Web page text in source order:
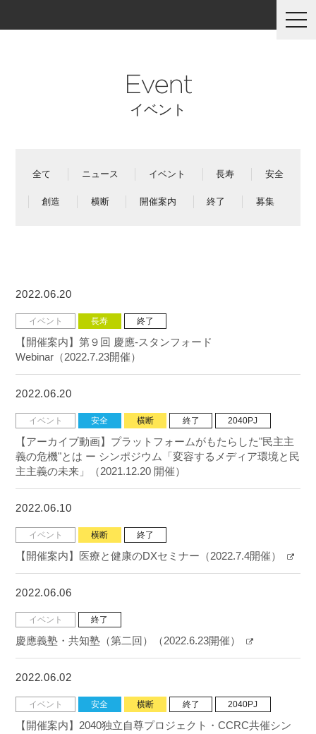
Event
イベント
全て ニュース イベント 長寿 安全
創造 横断 開催案内 終了 募集
2022.06.20
イベント 長寿 終了
【開催案内】第９回 慶應-スタンフォード
Webinar（2022.7.23開催）
2022.06.20
イベント 安全 横断 終了 2040PJ
【アーカイブ動画】プラットフォームがもたらした"民主主
義の危機"とは ー シンポジウム「変容するメディア環境と民
主主義の未来」（2021.12.20 開催）
2022.06.10
イベント 横断 終了
【開催案内】医療と健康のDXセミナー（2022.7.4開催）
2022.06.06
イベント 終了
慶應義塾・共知塾（第二回）（2022.6.23開催）
2022.06.02
イベント 安全 横断 終了 2040PJ
【開催案内】2040独立自尊プロジェクト・CCRC共催シン